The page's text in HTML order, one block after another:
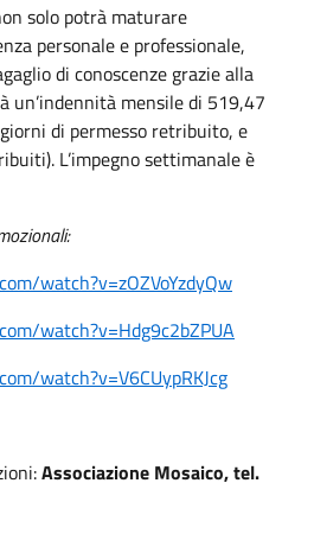
solo potrà maturare
personale e professionale,
di conoscenze grazie alla
un’indennità mensile di 519,47
di permesso retribuito, e
L’impegno settimanale è
watch?v=zOZVoYzdyQw
watch?v=Hdg9c2bZPUA
watch?v=V6CUypRKJcg
Associazione Mosaico, tel.